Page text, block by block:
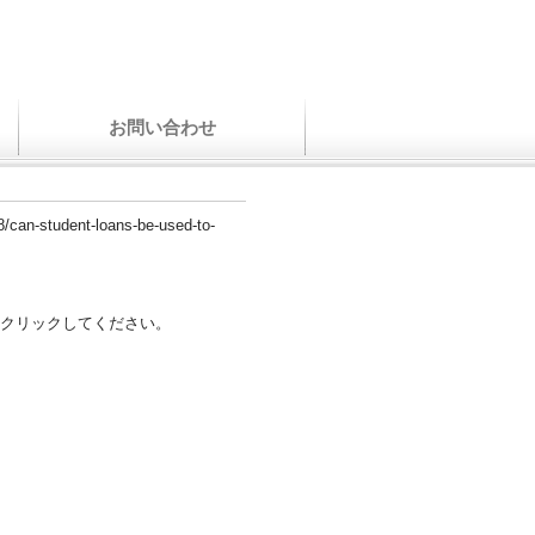
お問い合わせ
can-student-loans-be-used-to-
リックしてください。